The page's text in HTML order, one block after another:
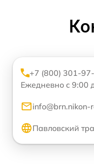
+7 (800) 301-
Ежедневно с 9:00
Павловский